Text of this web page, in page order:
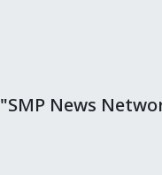
"SMP News